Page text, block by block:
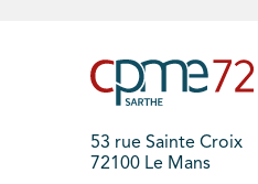
53 rue Sainte Croix
72100 Le Mans